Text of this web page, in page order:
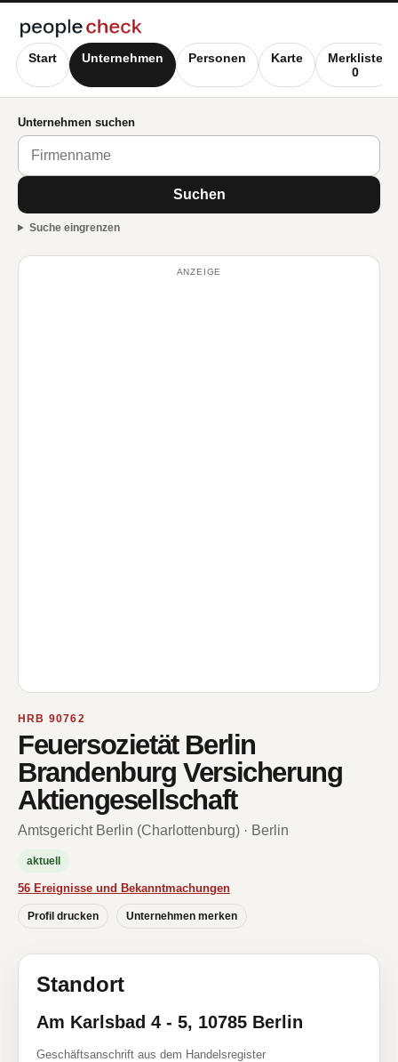
Start Unternehmen Personen Karte
Merkliste
0
Unternehmen suchen
Suchen
Suche eingrenzen
ANZEIGE
HRB 90762
Feuersozietät Berlin
Brandenburg Versicherung
Aktiengesellschaft
Amtsgericht Berlin (Charlottenburg) · Berlin
aktuell
56 Ereignisse und Bekanntmachungen
Profil drucken Unternehmen merken
Standort
Am Karlsbad 4 - 5, 10785 Berlin
Geschäftsanschrift aus dem Handelsregister